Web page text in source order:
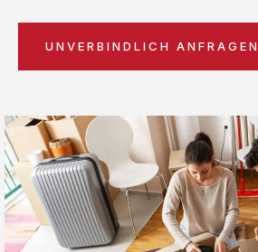
UNVERBINDLICH ANFRAGEN